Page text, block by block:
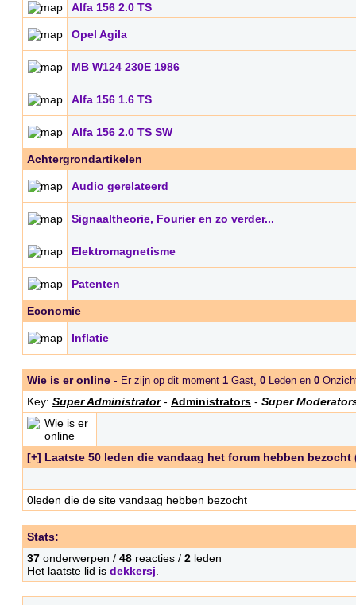
Alfa 156 2.0 TS
Opel Agila
MB W124 230E 1986
Alfa 156 1.6 TS
Alfa 156 2.0 TS SW
Achtergrondartikelen
Audio gerelateerd
Signaaltheorie, Fourier en zo verder...
Elektromagnetisme
Patenten
Economie
Inflatie
Wie is er online - Er zijn op dit moment 1 Gast, 0 Leden en 0
Key: Super Administrator- Administrators - Super
[+] Laatste 50 leden die vandaag het forum hebben bezocht
0leden die de site vandaag hebben bezocht
Stats:
37 onderwerpen / 48 reacties / 2 leden
Het laatste lid is dekkersj